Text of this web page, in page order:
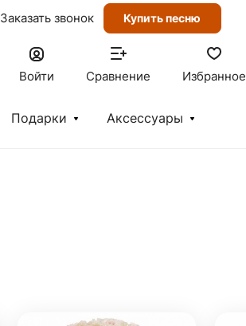
Заказать звонок Купить песню
Войти Сравнение Избранное
Подарки Аксессуары